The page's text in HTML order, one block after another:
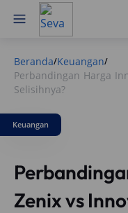
Beranda/Keuangan/
Perbandingan Harga
Selisihnya?
Keuangan
Zenix vs